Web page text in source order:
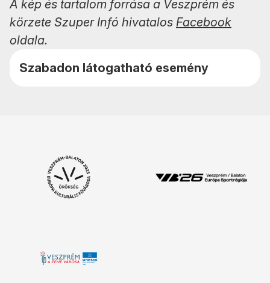
A kép és tartalom forrása a Veszprém és
körzete Szuper Infó hivatalos Facebook
oldala.
Szabadon látogatható esemény